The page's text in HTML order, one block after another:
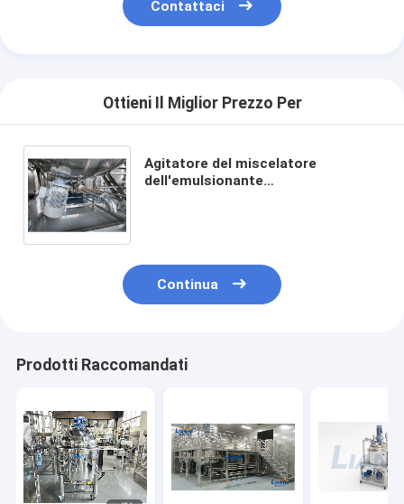
Contattaci
Ottieni Il Miglior Prezzo Per
Agitatore del miscelatore
dell'emulsionante
Continua
Prodotti Raccomandati